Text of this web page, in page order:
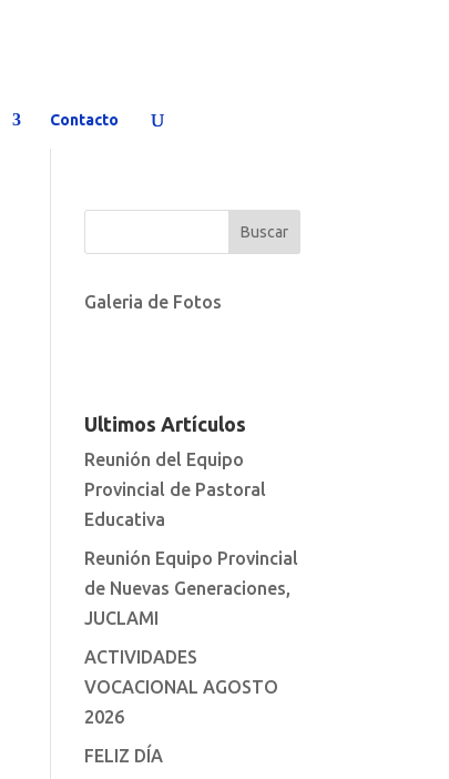
Contacto
Galeria de Fotos
Ultimos Artículos
Reunión del Equipo
Provincial de Pastoral
Educativa
Reunión Equipo Provincial
de Nuevas Generaciones,
JUCLAMI
ACTIVIDADES
VOCACIONAL AGOSTO
2026
FELIZ DÍA